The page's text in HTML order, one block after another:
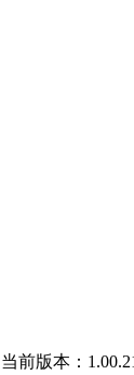
当前版本：